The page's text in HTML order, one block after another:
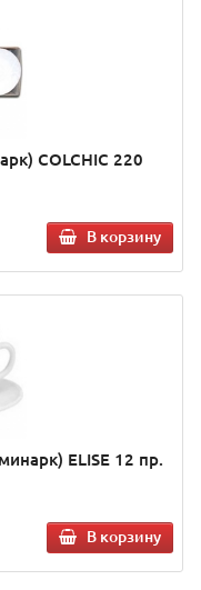
COLCHIC 220
В корзину
ELISE 12 пр.
В корзину